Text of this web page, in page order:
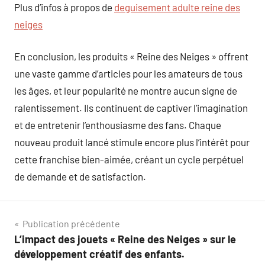
Plus d’infos à propos de deguisement adulte reine des
neiges
En conclusion, les produits « Reine des Neiges » offrent
une vaste gamme d’articles pour les amateurs de tous
les âges, et leur popularité ne montre aucun signe de
ralentissement. Ils continuent de captiver l’imagination
et de entretenir l’enthousiasme des fans. Chaque
nouveau produit lancé stimule encore plus l’intérêt pour
cette franchise bien-aimée, créant un cycle perpétuel
de demande et de satisfaction.
Navigation
de
Publication précédente
L’impact des jouets « Reine des Neiges » sur le
développement créatif des enfants.